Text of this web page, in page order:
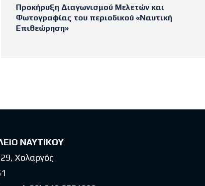
Προκήρυξη Διαγωνισμού Μελετών και
Φωτογραφίας του περιοδικού «Ναυτική
Επιθεώρηση»
ΝΑΥΤΙΚΟΥ
Χολαργός